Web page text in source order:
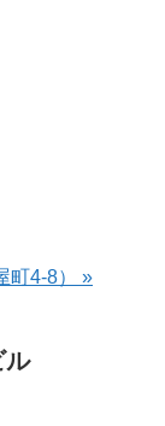
町4-8） »
ル